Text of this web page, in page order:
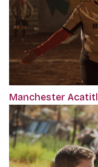
Manchester